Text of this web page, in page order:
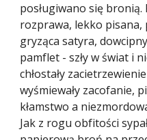
posługiwano się
rozprawa, lekko
gryząca satyra,
pamflet - szły w świat i
chłostały
wyśmiewały zacofanie,
kłamstwo a
Jak z rogu obfitości